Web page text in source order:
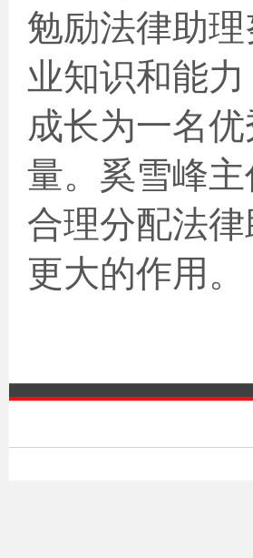
勉励法律助
业知识和能
成长为一名
量。奚雪峰
合理分配法
更大的作用。